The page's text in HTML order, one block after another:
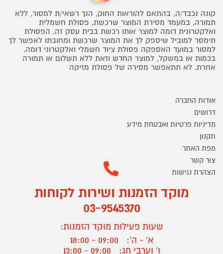
קונה נכבד/ה, בהתאם להוראות החוק, הנך רשאי/ת למסור, ללא
תמורה, במעמד מסירת המוצר שרכשת, פסולת חשמלית
ואלקטרונית דומה למוצר אותו רכשת בבית עסק זה. הפסולת
תימסר למוביל שיספק לך את המוצר שרכשת ומחובתו לאפשר לך
למסור במועד האספקה פסולת ציוד חשמלי ואלקטרוני דומה,
בכמות או במשקל, למוצר החדש וזאת ללא תשלום או תמורה
אחרת. לא תתאפשר מסירה של פסולת מזיקה
אודות החברה
דרושים
מדיניות פרטיות ואבטחת מידע
תקנון
מפת האתר
צור קשר
הצהרת נגישות
מוקד הזמנות ושירות לקוחות
03-9545370
שעות פעילות מוקד הזמנות:
א' - ה':
09:00 - 18:00
ו' וערבי חג:
09:00 - 13:00